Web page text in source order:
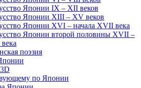
Японии IX – XII веков
Японии XIII – XV веков
Японии XVI – начала XVII века
Японии второй половины XVII –
поэзия
по Японии